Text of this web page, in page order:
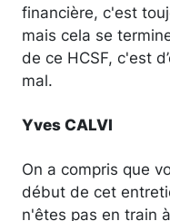
financière, c'est
mais cela se
de ce HCSF, c'est
mal.
Yves CALVI
On a compris que
début de cet
n'êtes pas en train